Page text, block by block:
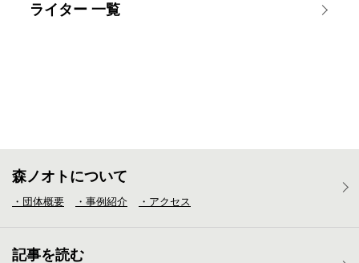
ライター 一覧
森ノオトについて
・団体概要 ・事例紹介 ・アクセス
記事を読む